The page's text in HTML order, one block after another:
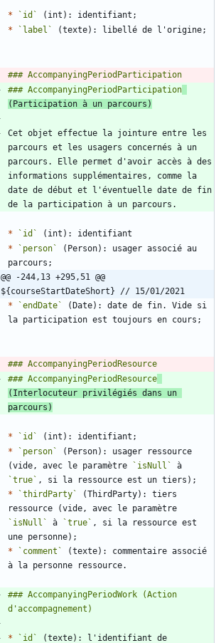
* `id`
*
`label`
### AccompanyingPeriodParticipation
(Participation à un parcours)
Cet objet effectue la jointure entre les
parcours et les usagers concernés à un
parcours. Elle permet d'avoir accès à des
informations supplémentaires, comme la
date de début et l'éventuelle date de fin
* `id`
*
`person`
(Person): usager associé au
@@ -244,13 +295,51 @@
${courseStartDateShort} // 15/01/2021
*
`endDate`
(Date): date de fin. Vide si
### AccompanyingPeriodResource
(Interlocuteur privilégiés dans un
parcours)
* `id`
*
`person`
(Person): usager ressource
(vide, avec le paramètre
`isNull`
`true`
*
`thirdParty`
(ThirdParty): tiers
`isNull`
à `true` , si la ressource est
*
`comment`
(texte): commentaire associé
### AccompanyingPeriodWork (Action
* `id`
(texte): l'identifiant de